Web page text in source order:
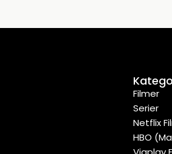
Filmer
Serier
Netflix
HBO